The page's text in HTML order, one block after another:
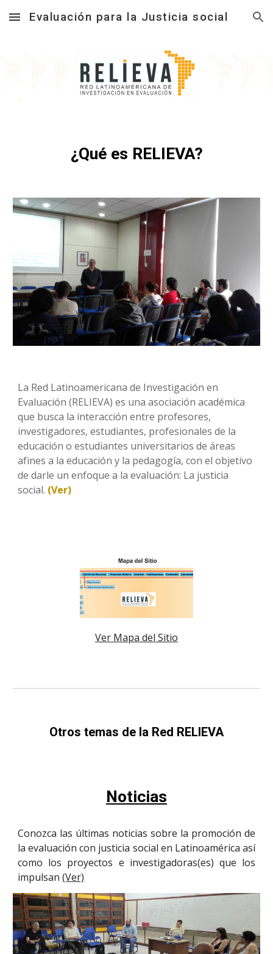
Skip to main content Skip to navigation
Evaluación para la Justicia social
.
.
.
¿Qué es RELIEVA?
La Red Latinoamericana de Investigación en
Evaluación (RELIEVA) es una asociación académica
que busca la interacción entre profesores,
investigadores, estudiantes, profesionales de la
educación o estudiantes universitarios de áreas
afines a la educación y la pedagogía, con el objetivo
de darle un enfoque a la evaluación: La justicia
social. (Ver)
Ver Mapa del Sitio
Otros temas de la Red RELIEVA
Noticias
Conozca las últimas noticias sobre la promoción de
la evaluación con justicia social en Latinoamérica así
como los proyectos e investigadoras(es) que los
impulsan(Ver)